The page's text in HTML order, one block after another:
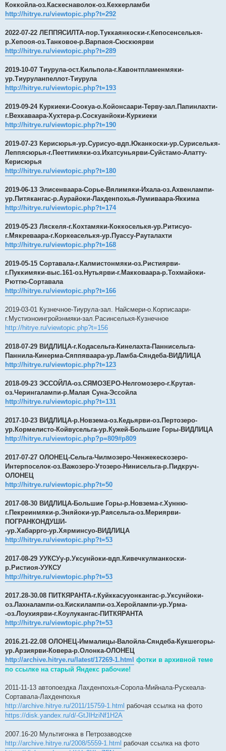
Коккойла-оз.Каскеснаволок-оз.Кехкерламби
http://hitrye.ru/viewtopic.php?t=292
2022-07-22 ЛЕППЯСИЛТА-пор.Туккаянкоски-г.Кепосенселькя-
р.Хепооя-оз.Танковое-р.Варпаоя-Сюскюярви
http://hitrye.ru/viewtopic.php?t=289
2019-10-07 Тиурула-ост.Кильпола-г.Кавонтпламенмяки-
ур.Тиуруланпеллот-Тиурула
http://hitrye.ru/viewtopic.php?t=193
2019-09-24 Куркиеки-Соокуа-о.Койонсаари-Терву-зал.Папинлахти-
г.Вехкаваара-Хухтера-р.Соскуанйоки-Куркиеки
http://hitrye.ru/viewtopic.php?t=190
2019-07-23 Керисюрья-ур.Сурисуо-вдп.Юканкоски-ур.Суриселькя-
Леппясюрья-г.Пееттимяки-оз.Ихатсуньярви-Суйстамо-Алатту-
Керисюрья
http://hitrye.ru/viewtopic.php?t=180
2019-06-13 Элисенваара-Сорье-Вялимяки-Ихала-оз.Ахвенлампи-
ур.Питякангас-р.Аурайоки-Лахденпохья-Лумиваара-Яккима
http://hitrye.ru/viewtopic.php?t=174
2019-05-23 Ляскеля-г.Кохтамяки-Коккоселькя-ур.Ритисуо-
г.Мякреваара-г.Коркеаселькя-ур.Пуассу-Рауталахти
http://hitrye.ru/viewtopic.php?t=168
2019-05-15 Сортавала-г.Калмистонмяки-оз.Ристиярви-
г.Пуккимяки-выс.161-оз.Нутьярви-г.Макковаара-р.Тохмайоки-
Рюттю-Сортавала
http://hitrye.ru/viewtopic.php?t=166
2019-03-01 Кузнечное-Тиурула-зал. Найсмери-о.Корписаари-
г.Мустиэноингройэнмяки-зал.Расинселькя-Кузнечное
http://hitrye.ru/viewtopic.php?t=156
2018-07-29 ВИДЛИЦА-г.Кодасельга-Кинелахта-Паннисельга-
Паннила-Кинерма-Сяппяваара-ур.Ламба-Сяндеба-ВИДЛИЦА
http://hitrye.ru/viewtopic.php?t=123
2018-09-23 ЭССОЙЛА-оз.СЯМОЗЕРО-Нелгомозеро-г.Крутая-
оз.Черингалампи-р.Малая Суна-Эссойла
http://hitrye.ru/viewtopic.php?t=131
2017-10-23 ВИДЛИЦА-р.Новзема-оз.Кедьярви-оз.Пертозеро-
ур.Кормелисто-Койвусельга-ур.Кужей-Большие Горы-ВИДЛИЦА
http://hitrye.ru/viewtopic.php?p=809#p809
2017-07-27 ОЛОНЕЦ-Сельга-Чилмозеро-Ченжекескозеро-
Интерпоселок-оз.Важозеро-Утозеро-Нинисельга-р.Пидкруч-
ОЛОНЕЦ
http://hitrye.ru/viewtopic.php?t=50
2017-08-30 ВИДЛИЦА-Большие Горы-р.Новзема-г.Хунню-
г.Пекреинмяки-р.Эняйоки-ур.Раясельга-оз.Мериярви-
ПОГРАНКОНДУШИ-
-ур.Хабаррго-ур.Хярминсуо-ВИДЛИЦА
http://hitrye.ru/viewtopic.php?t=53
2017-08-29 УУКСУу-р.Уксунйоки-вдп.Кивечкулманкоски-
р.Ристиоя-УУКСУ
http://hitrye.ru/viewtopic.php?t=53
2017.28-30.08 ПИТКЯРАНТА-г.Куйккасууонкангас-р.Уксунйоки-
оз.Лахналампи-оз.Кискилампи-оз.Херойлампи-ур.Урма-
-оз.Лоухиярви-г.Коулукангас-ПИТКЯРАНТА
http://hitrye.ru/viewtopic.php?t=53
2016.21-22.08 ОЛОНЕЦ-Иммалицы-Валойла-Сяндеба-Кукшегоры-
ур.Арзиярви-Ковера-р.Олонка-ОЛОНЕЦ
http://archive.hitrye.ru/latest/17269-1.html фотки в архивной теме
по ссылке на старый Яндекс рабочие!
2011-11-13 автопоездка Лахденпохья-Сорола-Мийнала-Рускеала-
Сортавала-Лахденпохья
http://archive.hitrye.ru/2011/15759-1.html рабочая ссылка на фото
https://disk.yandex.ru/d/-GtJlHziNf1H2A
2007.16-20 Мультигонка в Петрозаводске
http://archive.hitrye.ru/2008/5559-1.html рабочая ссылка на фото